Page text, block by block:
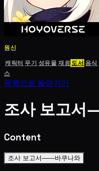
원신
캐릭터 무기 성유물재료도서 음식
스
목록으로 돌아가기
조사 보고서
Content
조사 보고서——바쿠나와